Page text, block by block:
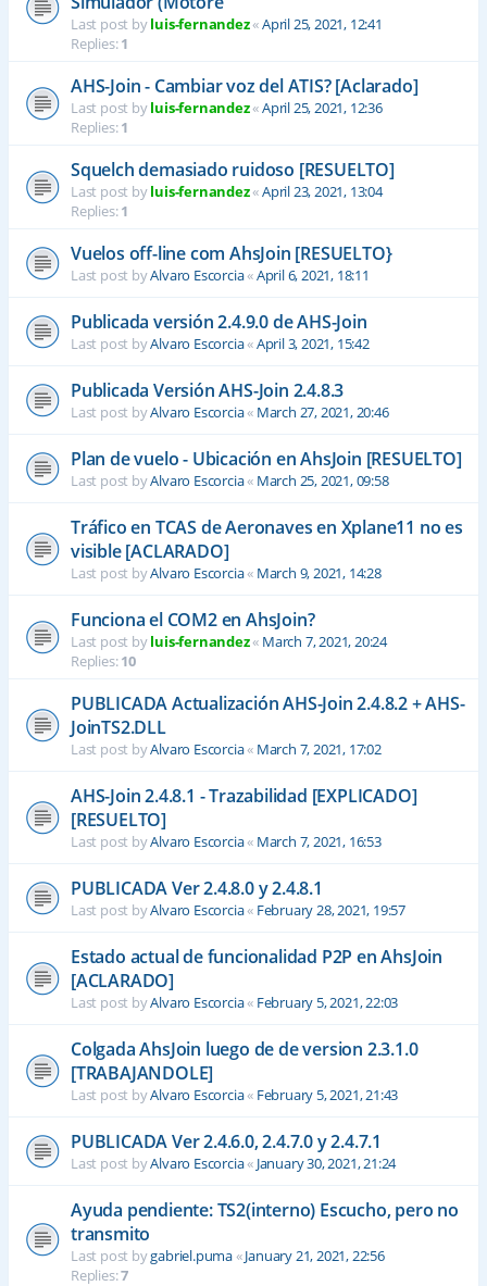
Last post byluis-fernandez«April 25, 2021, 12:41
Replies:1
AHS-Join - Cambiar voz del ATIS? [Aclarado]
Last post byluis-fernandez«April 25, 2021, 12:36
Replies:1
Squelch demasiado ruidoso [RESUELTO]
Last post byluis-fernandez«April 23, 2021, 13:04
Replies:1
Vuelos off-line com AhsJoin [RESUELTO}
Last post byAlvaro Escorcia«April 6, 2021, 18:11
Publicada versión 2.4.9.0 de AHS-Join
Last post byAlvaro Escorcia«April 3, 2021, 15:42
Publicada Versión AHS-Join 2.4.8.3
Last post byAlvaro Escorcia« March 27, 2021, 20:46
Plan de vuelo - Ubicación en AhsJoin [RESUELTO]
Last post byAlvaro Escorcia« March 25, 2021, 09:58
Tráfico en TCAS de Aeronaves en Xplane11 no es
visible [ACLARADO]
Last post byAlvaro Escorcia« March 9, 2021, 14:28
Funciona el COM2 en AhsJoin?
Last post byluis-fernandez« March 7, 2021, 20:24
Replies:10
PUBLICADA Actualización AHS-Join 2.4.8.2 + AHS-
JoinTS2.DLL
Last post byAlvaro Escorcia« March 7, 2021, 17:02
AHS-Join 2.4.8.1 - Trazabilidad [EXPLICADO]
[RESUELTO]
Last post byAlvaro Escorcia« March 7, 2021, 16:53
PUBLICADA Ver 2.4.8.0 y 2.4.8.1
Last post byAlvaro Escorcia« February 28, 2021, 19:57
Estado actual de funcionalidad P2P en AhsJoin
[ACLARADO]
Last post byAlvaro Escorcia« February 5, 2021, 22:03
Colgada AhsJoin luego de de version 2.3.1.0
[TRABAJANDOLE]
Last post byAlvaro Escorcia« February 5, 2021, 21:43
PUBLICADA Ver 2.4.6.0, 2.4.7.0 y 2.4.7.1
Last post byAlvaro Escorcia« January 30, 2021, 21:24
Ayuda pendiente: TS2(interno) Escucho, pero no
transmito
Last post bygabriel.puma«January 21, 2021, 22:56
Replies:7